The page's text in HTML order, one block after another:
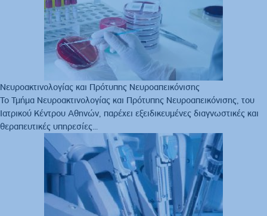
Νευροακτινολογίας και Πρότυπης Νευροαπεικόνισης
Το Τμήμα Νευροακτινολογίας και Πρότυπης Νευροαπεικόνισης, του
Ιατρικού Κέντρου Αθηνών, παρέχει εξειδικευμένες διαγνωστικές και
θεραπευτικές υπηρεσίες...